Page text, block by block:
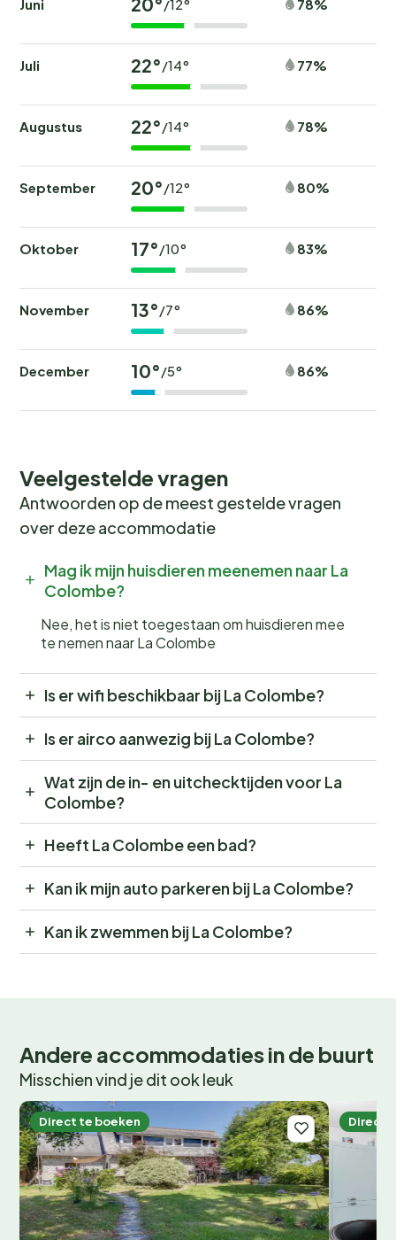
Juni /12° 78%
Juli 22°/14° 77%
Augustus 22°/14° 78%
September 20°/12° 80%
Oktober 17°/10° 83%
November 13°/7° 86%
December 10°/5° 86%
Veelgestelde vragen
Antwoorden op de meest gestelde vragen
over deze accommodatie
Mag ik mijn huisdieren meenemen naar La
Colombe?
Nee, het is niet toegestaan om huisdieren mee
te nemen naar La Colombe
Is er wifi beschikbaar bij La Colombe?
Is er airco aanwezig bij La Colombe?
Wat zijn de in- en uitchecktijden voor La
Colombe?
Heeft La Colombe een bad?
Kan ik mijn auto parkeren bij La Colombe?
Kan ik zwemmen bij La Colombe?
Andere accommodaties in de buurt
Misschien vind je dit ook leuk
Direct te boeken Direct